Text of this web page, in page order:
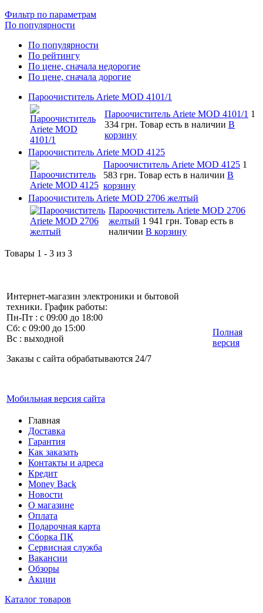
Фильтр по параметрам
По популярности
По популярности
По рейтингу
По цене, сначала недорогие
По цене, сначала дорогие
Пароочиститель Ariete MOD 4101/1
Пароочиститель Ariete MOD 4101/1 1
334 грн. Товар есть в наличии В
корзину
Пароочиститель Ariete MOD 4125
Пароочиститель Ariete MOD 4125 1
583 грн. Товар есть в наличии В
корзину
Пароочиститель Ariete MOD 2706 желтый
Пароочиститель Ariete MOD 2706
желтый 1 941 грн. Товар есть в
наличии В корзину
Товары 1 - 3 из 3
Интернет-магазин электроники и бытовой
техники. График работы:
Пн-Пт : с 09:00 до 18:00
Сб: с 09:00 до 15:00
Вс : выходной
Заказы с сайта обрабатываются 24/7
Мобильная версия сайта
Полная
версия
Главная
Доставка
Гарантия
Как заказать
Контакты и адреса
Кредит
Money Back
Новости
О магазине
Оплата
Подарочная карта
Сборка ПК
Сервисная служба
Вакансии
Обзоры
Акции
Каталог товаров